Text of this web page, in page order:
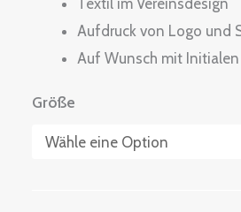
Aufdruck von Logo und
Auf Wunsch mit Initialen
Größe